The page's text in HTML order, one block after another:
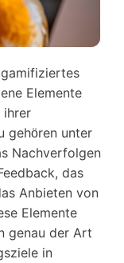
Elemente
ihrer
gehören unter
Nachverfolgen
das
Anbieten von
Elemente
genau der Art
in